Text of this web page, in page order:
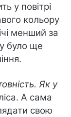
у повітрі
кольору
менший за
було ще
Як у
А сама
свою